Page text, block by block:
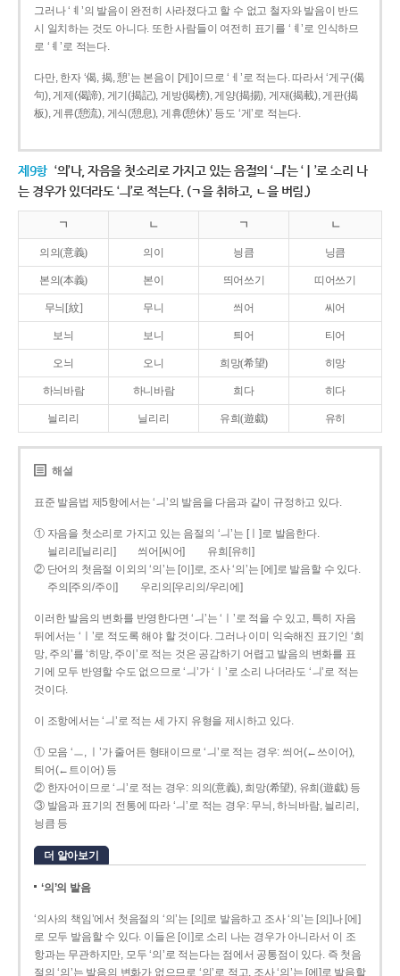
그러나 ‘ㅖ’의 발음이 완전히 사라졌다고 할 수 없고 철자와 발음이 반드
시 일치하는 것도 아니다. 또한 사람들이 여전히 표기를 ‘ㅖ’로 인식하므
로 ‘ㅖ’로 적는다.
다만, 한자 ‘偈, 揭, 憩’는 본음이 [게]이므로 ‘ㅔ’로 적는다. 따라서 ‘게구(偈
句), 게제(偈諦), 게기(揭記), 게방(揭榜), 게양(揭揚), 게재(揭載), 게판(揭
板), 게류(憩流), 게식(憩息), 게휴(憩休)’ 등도 ‘게’로 적는다.
제9항 ‘의’나, 자음을 첫소리로 가지고 있는 음절의 ‘ㅢ’는 ‘ㅣ’로 소리 나
는 경우가 있더라도 ‘ㅢ’로 적는다. (ㄱ을 취하고, ㄴ을 버림.)
ㄱ ㄴ ㄱ ㄴ
의의(意義) 의이 닁큼 닝큼
본의(本義) 본이 띄어쓰기 띠어쓰기
무늬[紋] 무니 씌어 씨어
보늬 보니 틔어 티어
오늬 오니 희망(希望) 히망
하늬바람 하니바람 희다 히다
늴리리 닐리리 유희(遊戱) 유히
해설
표준 발음법 제5항에서는 ‘ㅢ’의 발음을 다음과 같이 규정하고 있다.
① 자음을 첫소리로 가지고 있는 음절의 ‘ㅢ’는 [ㅣ]로 발음한다.
늴리리[닐리리]
씌어[씨어]
유희[유히]
② 단어의 첫음절 이외의 ‘의’는 [이]로, 조사 ‘의’는 [에]로 발음할 수 있다.
주의[주의/주이]
우리의[우리의/우리에]
이러한 발음의 변화를 반영한다면 ‘ㅢ’는 ‘ㅣ’로 적을 수 있고, 특히 자음
뒤에서는 ‘ㅣ’로 적도록 해야 할 것이다. 그러나 이미 익숙해진 표기인 ‘희
망, 주의’를 ‘히망, 주이’로 적는 것은 공감하기 어렵고 발음의 변화를 표
기에 모두 반영할 수도 없으므로 ‘ㅢ’가 ‘ㅣ’로 소리 나더라도 ‘ㅢ’로 적는
것이다.
이 조항에서는 ‘ㅢ’로 적는 세 가지 유형을 제시하고 있다.
① 모음 ‘ㅡ, ㅣ’가 줄어든 형태이므로 ‘ㅢ’로 적는 경우: 씌어(←쓰이어),
틔어(←트이어) 등
② 한자어이므로 ‘ㅢ’로 적는 경우: 의의(意義), 희망(希望), 유희(遊戱) 등
③ 발음과 표기의 전통에 따라 ‘ㅢ’로 적는 경우: 무늬, 하늬바람, 늴리리,
닁큼 등
더 알아보기
‘의’의 발음
‘의사의 책임’에서 첫음절의 ‘의’는 [의]로 발음하고 조사 ‘의’는 [의]나 [에]
로 모두 발음할 수 있다. 이들은 [이]로 소리 나는 경우가 아니라서 이 조
항과는 무관하지만, 모두 ‘의’로 적는다는 점에서 공통점이 있다. 즉 첫음
절의 ‘의’는 발음의 변화가 없으므로 ‘의’로 적고, 조사 ‘의’는 [에]로 발음할